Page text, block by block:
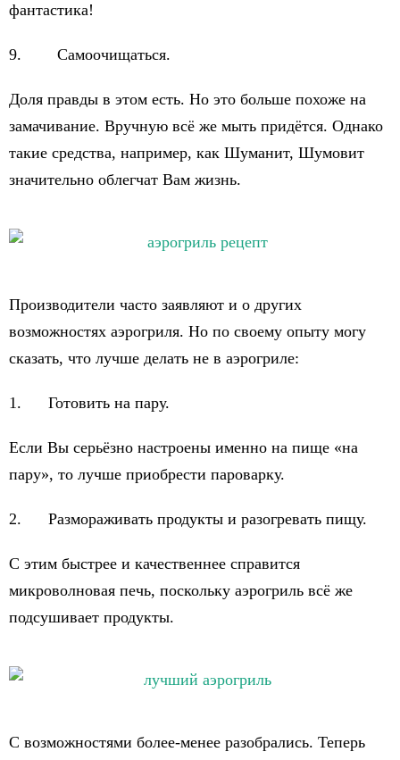
фантастика!
9. Самоочищаться.
Доля правды в этом есть. Но это больше похоже на
замачивание. Вручную всё же мыть придётся. Однако
такие средства, например, как Шуманит, Шумовит
значительно облегчат Вам жизнь.
Производители часто заявляют и о других
возможностях аэрогриля. Но по своему опыту могу
сказать, что лучше делать не в аэрогриле:
1. Готовить на пару.
Если Вы серьёзно настроены именно на пище «на
пару», то лучше приобрести пароварку.
2. Размораживать продукты и разогревать пищу.
С этим быстрее и качественнее справится
микроволновая печь, поскольку аэрогриль всё же
подсушивает продукты.
С возможностями более-менее разобрались. Теперь